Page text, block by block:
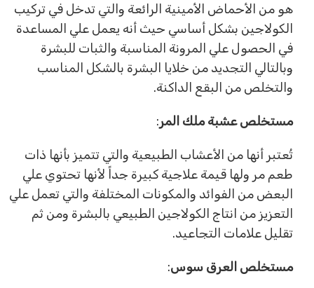
هو من الأحماض الأمينية الرائعة والتي تدخل في تركيب
الكولاجين بشكل أساسي حيث أنه يعمل علي المساعدة
في الحصول علي المرونة المناسبة والثبات للبشرة
وبالتالي التجديد من خلايا البشرة بالشكل المناسب
والتخلص من البقع الداكنة.
مستخلص عشبة ملك المر:
تُعتبر أنها من الأعشاب الطبيعية والتي تتميز بأنها ذات
طعم مر ولها قيمة علاجية كبيرة جداً لأنها تحتوي علي
البعض من الفوائد والمكونات المختلفة والتي تعمل علي
التعزيز من انتاج الكولاجين الطبيعي بالبشرة ومن ثم
تقليل علامات التجاعيد.
مستخلص العرق سوس: